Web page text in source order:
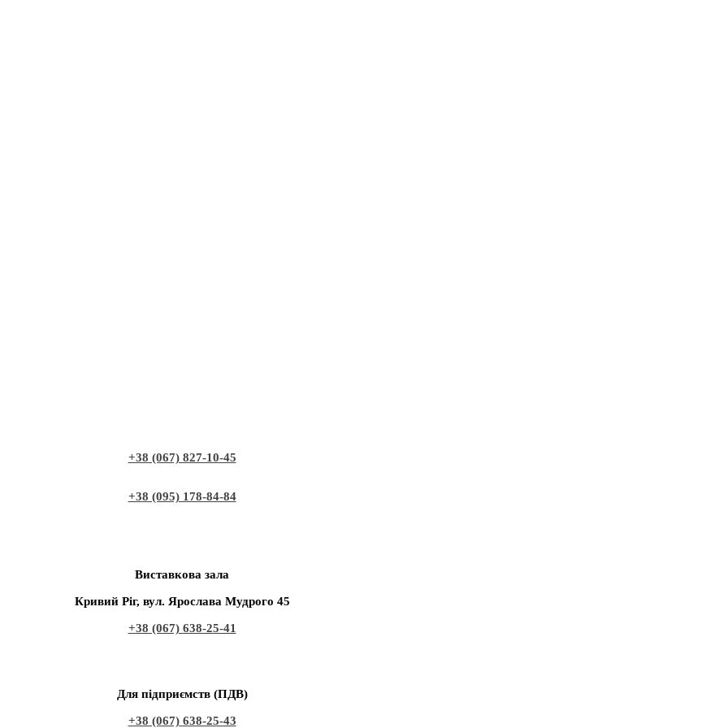
+38 (067) 827-10-45
+38 (095) 178-84-84
Виставкова зала
Кривий Ріг, вул. Ярослава Мудрого 45
+38 (067) 638-25-41
Для підприємств (ПДВ)
+38 (067) 638-25-43